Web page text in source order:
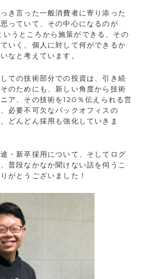
き言った一般消費者に寄り添った
っていて、その中心になるのが
うところから施策ができる、その
いく、個人に対して何ができるか
なと考えています。
ての技術部分での投資は、引き続
のためにも、新しい角度から技術
ア、その技術を120％伝えられる営
必要不可欠なバックオフィスの
どんどん採用も強化していきま
・新卒採用について、そしてログ
普段なかなか聞けない話を伺うこ
がとうございました！